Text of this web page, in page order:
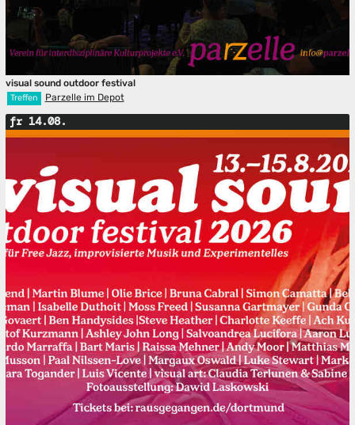
visual sound outdoor festival
Treffen Parzelle im Depot
fr 14.08.